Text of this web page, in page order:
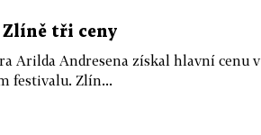
Zlíně tři ceny
Arilda Andresena získal hlavní cenu v
festivalu. Zlín...